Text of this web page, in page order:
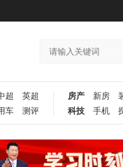
超
英超
车 测评
房产 新房
科技
手机